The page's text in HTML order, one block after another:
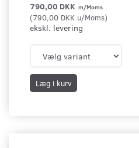
790,00 DKK m/Moms
(790,00 DKK u/Moms)
ekskl. levering
Læg i kurv